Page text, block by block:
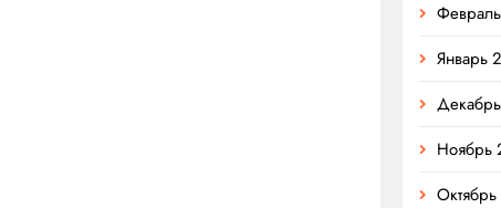
Январь
Ноябрь